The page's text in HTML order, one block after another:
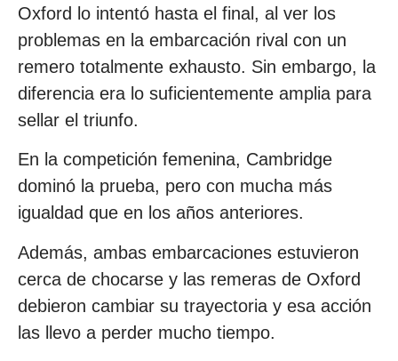
Oxford lo intentó hasta el final, al ver los
problemas en la embarcación rival con un
remero totalmente exhausto. Sin embargo, la
diferencia era lo suficientemente amplia para
sellar el triunfo.
En la competición femenina, Cambridge
dominó la prueba, pero con mucha más
igualdad que en los años anteriores.
Además, ambas embarcaciones estuvieron
cerca de chocarse y las remeras de Oxford
debieron cambiar su trayectoria y esa acción
las llevo a perder mucho tiempo.